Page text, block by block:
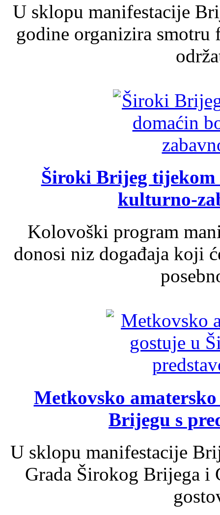
U sklopu manifestacije
godine organizira
Široki Brijeg tijekom
kulturno-
Kolovoški program
donosi niz događaja koji
Metkovsko
Brijegu s
U sklopu manifestacije
Grada Širokog Brijega